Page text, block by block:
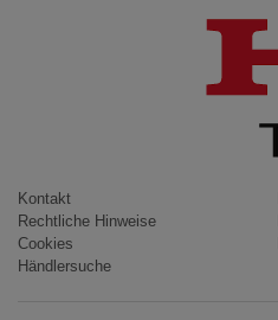
CIVIC / CIVIC LIMOUSINE
INSIGHT
ACCORD
Kontakt
Rechtliche Hinweise
Cookies
Händlersuche